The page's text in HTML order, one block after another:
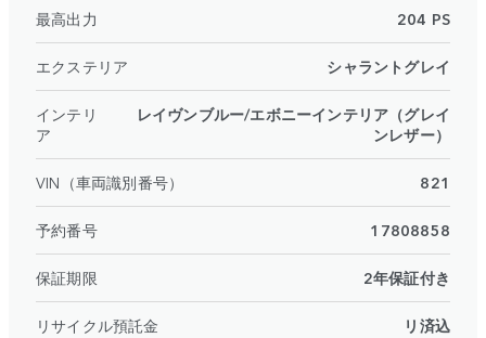
最高出力 204 PS
エクステリア シャラントグレイ
インテリ
ア
レイヴンブルー/エボニーインテリア（グレイ
ンレザー）
VIN（車両識別番号） 821
予約番号 17808858
保証期限 2年保証付き
リサイクル預託金 リ済込